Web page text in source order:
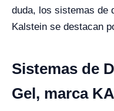
duda, los sistemas de
Kalstein se destacan
Sistemas de
Gel, marca